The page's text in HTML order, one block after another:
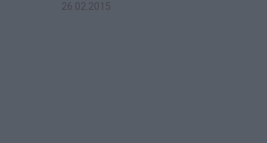
26.02.2015